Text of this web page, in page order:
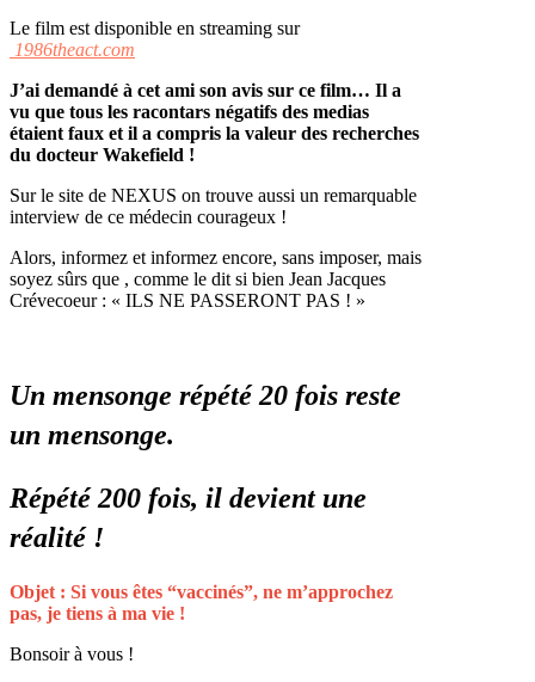
Le film est disponible en streaming sur
1986theact.com
J’ai demandé à cet ami son avis sur ce film… Il a
vu que tous les racontars négatifs des medias
étaient faux et il a compris la valeur des recherches
du docteur Wakefield !
Sur le site de NEXUS on trouve aussi un remarquable
interview de ce médecin courageux !
Alors, informez et informez encore, sans imposer, mais
soyez sûrs que , comme le dit si bien Jean Jacques
Crévecoeur : « ILS NE PASSERONT PAS ! »
Un mensonge répété 20 fois reste
un mensonge.
Répété 200 fois, il devient une
réalité !
Objet : Si vous êtes “vaccinés”, ne m’approchez
pas, je tiens à ma vie !
Bonsoir à vous !